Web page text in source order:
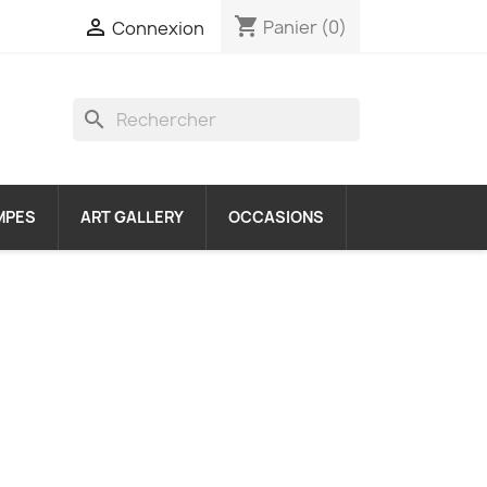
 Connexion shopping_cart Panier (0)
search
ART GALLERY OCCASIONS